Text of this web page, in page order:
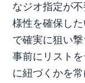
なジオ指定が
様性を確保し
で確実に狙い
事前にリスト
に紐づくかを